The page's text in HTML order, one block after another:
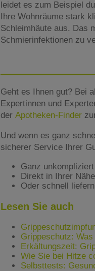
leidet es zum Beispiel
Ihre Wohnräume stark
Schleimhäute aus. Das
Schmierinfektionen zu
Geht es Ihnen gut? Bei
Expertinnen und
der Apotheken-Finder
Und wenn es ganz
sicherer Service Ihrer
Ganz
Direkt in Ihrer
Oder schnell
Lesen Sie auch
Grippeschutz:
Erkältungszeit:
Wie Sie bei Hitze
Selbsttests: